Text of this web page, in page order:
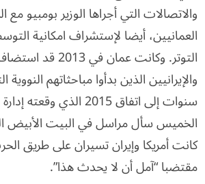
والاتصالات التي أجراها الوزير بومبيو
العمانيين، أيضا لإستشراف امكانية
التوتر. وكانت عمان
والإيرانيين الذين بدأوا مباحثاتهم
سنوات إلى اتفاق 2015
الخميس سأل مراسل في البيت الأبيض
كانت أمريكا وإيران تسيران على طريق
مقتضبا “آمل أن لا يحدث هذا”.